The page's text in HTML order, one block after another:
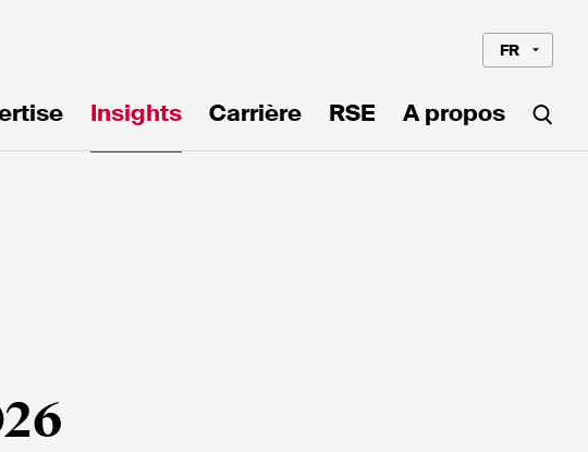
FR
Insights Carrière RSE A propos